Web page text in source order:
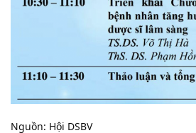
Nguồn: Hội DSBV